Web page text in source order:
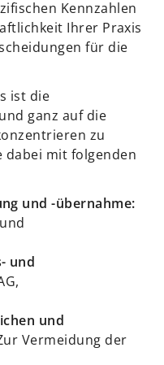
Kennzahlen
Ihrer Praxis
für die
ist die
ganz auf die
zu
dabei mit folgenden
und -übernahme:
und
und
Vermeidung der